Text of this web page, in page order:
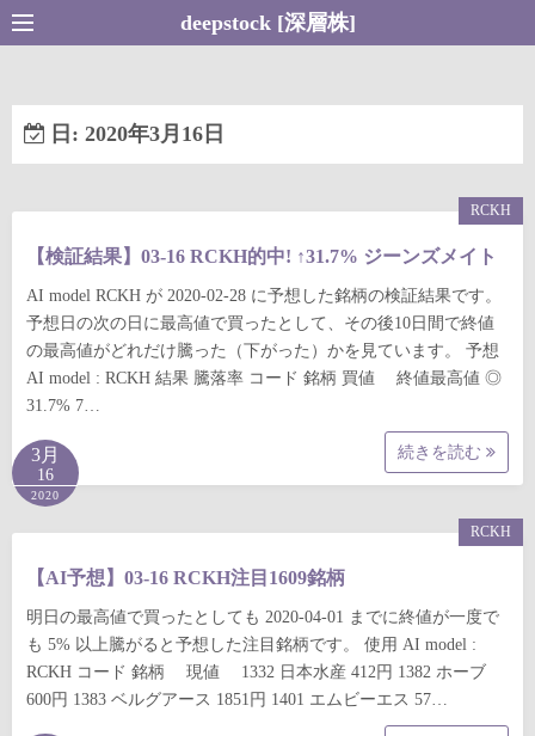
コ
ン
ン
へ
deepstock [深層株]
日: 2020年3月16日
【検証結果】03-16 RCKH的中! ↑31.7% ジーンズメイト
AI model RCKH が 2020-02-28 に予想した銘柄の検証結果です。
予想日の次の日に最高値で買ったとして、その後10日間で終値
の最高値がどれだけ騰った（下がった）かを見ています。 予想
AI model : RCKH 結果 騰落率 コード 銘柄 買値 終値最高値 ◎
31.7% 7…
続きを読む
RCKH
3月
16
2020
【AI予想】03-16 RCKH注目1609銘柄
明日の最高値で買ったとしても 2020-04-01 までに終値が一度で
も 5% 以上騰がると予想した注目銘柄です。 使用 AI model :
RCKH コード 銘柄 現値 1332 日本水産 412円 1382 ホーブ
600円 1383 ベルグアース 1851円 1401 エムビーエス 57…
RCKH